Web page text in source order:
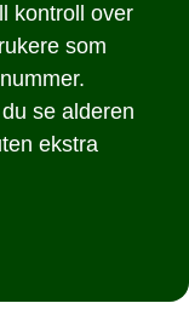
kontroll over
som
se alderen
ekstra